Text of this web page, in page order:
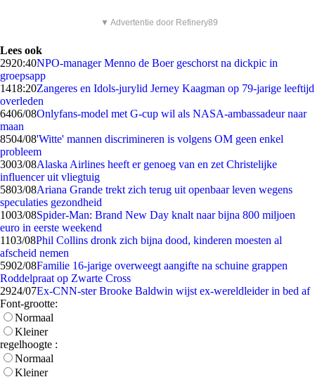
▼ Advertentie door Refinery89
Lees ook
2920:40NPO-manager Menno de Boer geschorst na dickpic in
groepsapp
1418:20Zangeres en Idols-jurylid Jerney Kaagman op 79-jarige leeftijd
overleden
6406/08Onlyfans-model met G-cup wil als NASA-ambassadeur naar
maan
8504/08'Witte' mannen discrimineren is volgens OM geen enkel
probleem
3003/08Alaska Airlines heeft er genoeg van en zet Christelijke
influencer uit vliegtuig
5803/08Ariana Grande trekt zich terug uit openbaar leven wegens
speculaties gezondheid
1003/08Spider-Man: Brand New Day knalt naar bijna 800 miljoen
euro in eerste weekend
1103/08Phil Collins dronk zich bijna dood, kinderen moesten al
afscheid nemen
5902/08Familie 16-jarige overweegt aangifte na schuine grappen
Roddelpraat op Zwarte Cross
2924/07Ex-CNN-ster Brooke Baldwin wijst ex-wereldleider in bed af
Font-grootte:
Normaal
Kleiner
regelhoogte :
Normaal
Kleiner